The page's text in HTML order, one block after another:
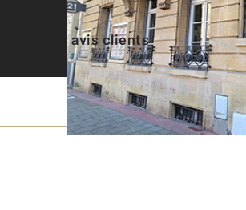
Voir tous les avis clients